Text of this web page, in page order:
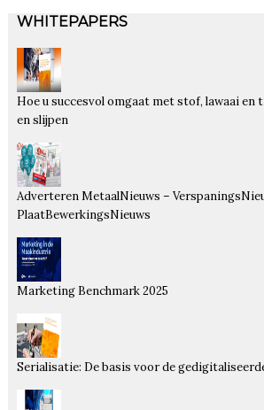
WHITEPAPERS
Hoe u succesvol omgaat met stof, lawaai en
en slijpen
Adverteren MetaalNieuws –
PlaatBewerkingsNieuws
Marketing Benchmark 2025
Serialisatie: De basis voor de